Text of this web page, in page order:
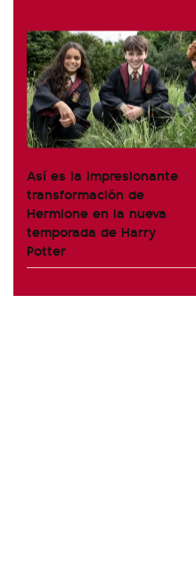
Así es la impresionante
transformación de
Hermione en la nueva
temporada de Harry
Potter